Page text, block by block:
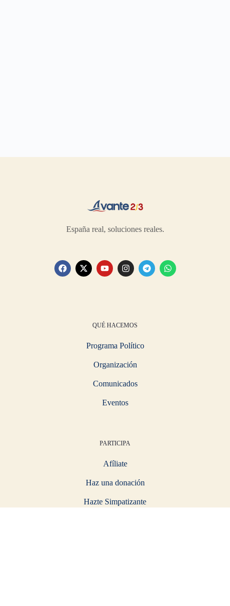
España real, soluciones reales.
QUÉ HACEMOS
Programa Político
Organización
Comunicados
Eventos
PARTICIPA
Afíliate
Haz una donación
Hazte Simpatizante